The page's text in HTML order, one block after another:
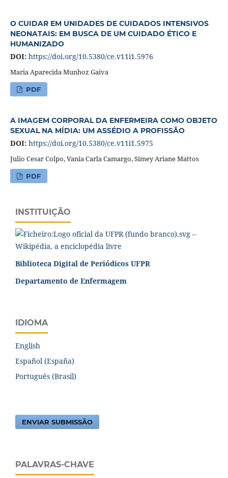
O CUIDAR EM UNIDADES DE CUIDADOS INTENSIVOS
NEONATAIS: EM BUSCA DE UM CUIDADO ÉTICO E
HUMANIZADO
DOI: https://doi.org/10.5380/ce.v11i1.5976
Maria Aparecida Munhoz Gaiva
PDF
A IMAGEM CORPORAL DA ENFERMEIRA COMO OBJETO
SEXUAL NA MÍDIA: UM ASSÉDIO A PROFISSÃO
DOI: https://doi.org/10.5380/ce.v11i1.5975
Julio Cesar Colpo, Vania Carla Camargo, Simey Ariane Mattos
PDF
INSTITUIÇÃO
Biblioteca Digital de Periódicos UFPR
Departamento de Enfermagem
IDIOMA
English
Español (España)
Português (Brasil)
ENVIAR SUBMISSÃO
PALAVRAS-CHAVE